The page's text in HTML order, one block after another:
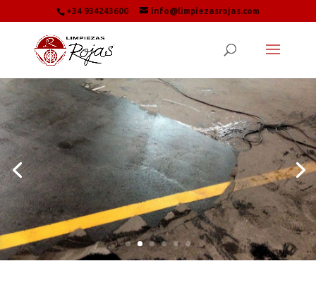
+34 934243600 info@limpiezasrojas.com
Limpieza de Garajes
Limpieza profesional con
Maquinaria